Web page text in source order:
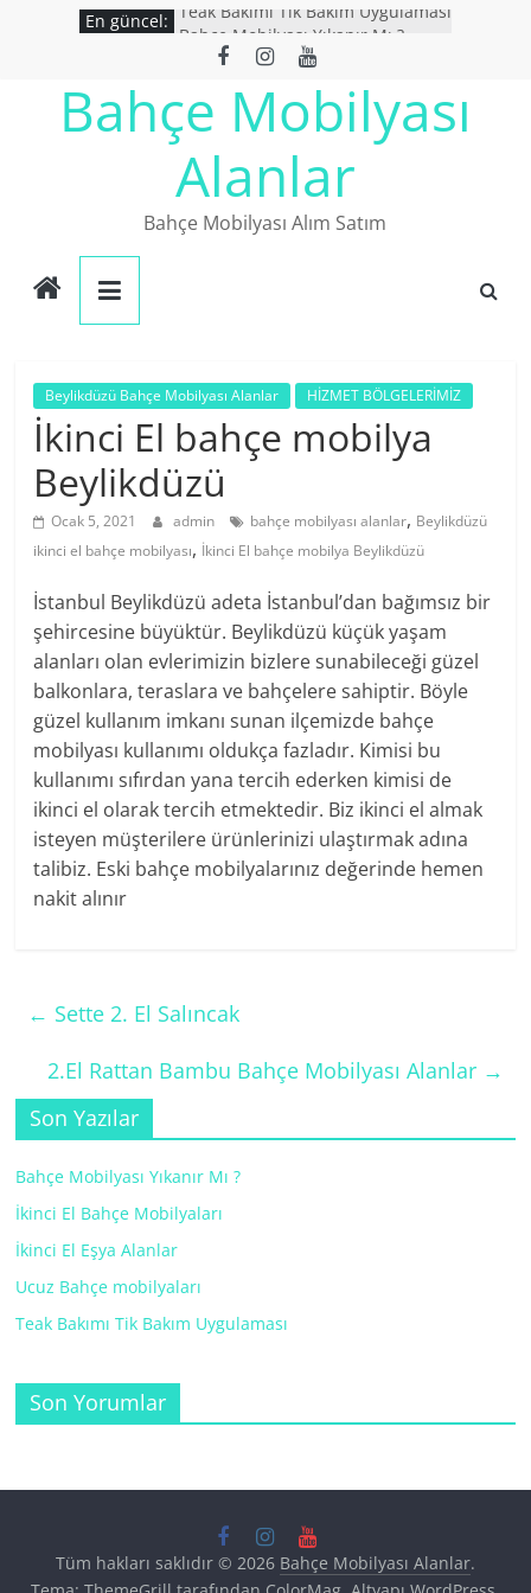
En güncel:
Teak Bakımı Tik Bakım Uygulaması
Bahçe Mobilyası Yıkanır Mı ?
İkinci El Bahçe Mobilyaları
İkinci El Eşya Alanlar
Ucuz Bahçe mobilyaları
Bahçe Mobilyası
Alanlar
Bahçe Mobilyası Alım Satım
Beylikdüzü Bahçe Mobilyası Alanlar HİZMET BÖLGELERİMİZ
İkinci El bahçe mobilya
Beylikdüzü
Ocak 5, 2021 admin bahçe mobilyası alanlar, Beylikdüzü
ikinci el bahçe mobilyası, İkinci El bahçe mobilya Beylikdüzü
İstanbul Beylikdüzü adeta İstanbul’dan bağımsız bir
şehircesine büyüktür. Beylikdüzü küçük yaşam
alanları olan evlerimizin bizlere sunabileceği güzel
balkonlara, teraslara ve bahçelere sahiptir. Böyle
güzel kullanım imkanı sunan ilçemizde bahçe
mobilyası kullanımı oldukça fazladır. Kimisi bu
kullanımı sıfırdan yana tercih ederken kimisi de
ikinci el olarak tercih etmektedir. Biz ikinci el almak
isteyen müşterilere ürünlerinizi ulaştırmak adına
talibiz. Eski bahçe mobilyalarınız değerinde hemen
nakit alınır
← Sette 2. El Salıncak
2.El Rattan Bambu Bahçe Mobilyası Alanlar →
Son Yazılar
Bahçe Mobilyası Yıkanır Mı ?
İkinci El Bahçe Mobilyaları
İkinci El Eşya Alanlar
Ucuz Bahçe mobilyaları
Teak Bakımı Tik Bakım Uygulaması
Son Yorumlar
Tüm hakları saklıdır © 2026 Bahçe Mobilyası Alanlar.